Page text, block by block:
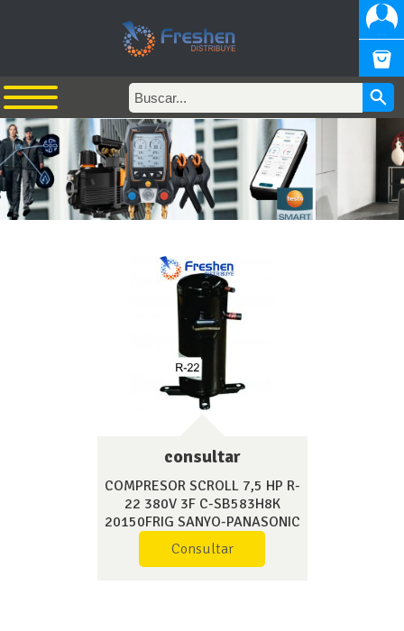
consultar
COMPRESOR SCROLL 7,5 HP R-
22 380V 3F C-SB583H8K
20150FRIG SANYO-PANASONIC
Consultar